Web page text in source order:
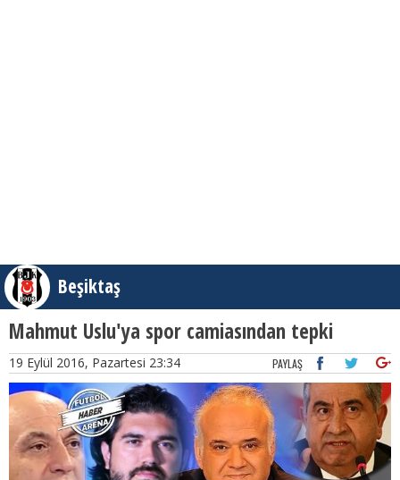
Beşiktaş
Mahmut Uslu'ya spor camiasından tepki
19 Eylül 2016, Pazartesi 23:34 PAYLAŞ